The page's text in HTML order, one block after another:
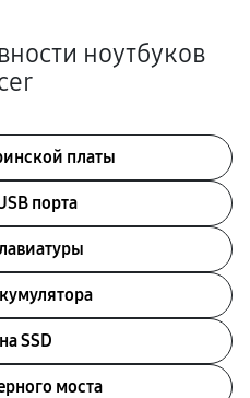
ноутбуков
платы
порта
SSD
моста